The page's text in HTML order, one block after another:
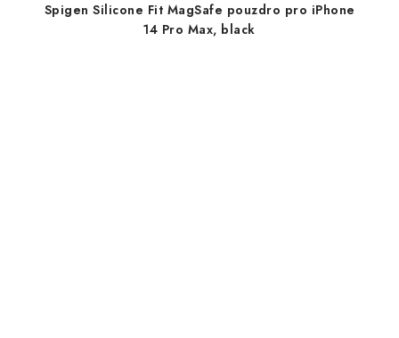
Spigen Silicone Fit MagSafe pouzdro pro iPhone
14 Pro Max, black